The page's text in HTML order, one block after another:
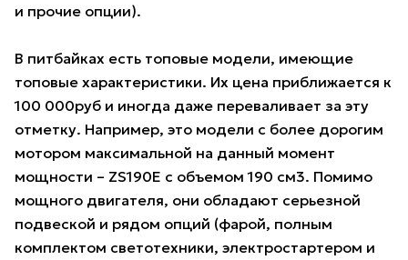
и прочие опции).
В питбайках есть топовые модели, имеющие
топовые характеристики. Их цена приближается к
100 000руб и иногда даже переваливает за эту
отметку. Например, это модели с более дорогим
мотором максимальной на данный момент
мощности – ZS190E с объемом 190 см3. Помимо
мощного двигателя, они обладают серьезной
подвеской и рядом опций (фарой, полным
комплектом светотехники, электростартером и